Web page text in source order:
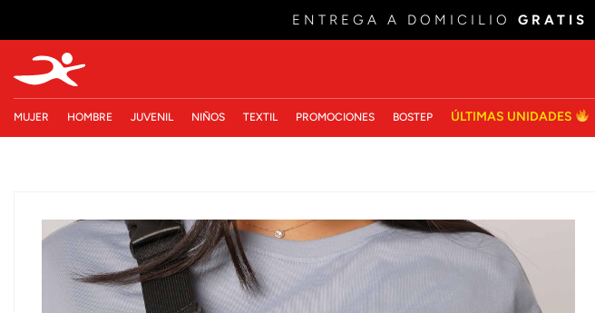
ENTREGA A DOMICILIO GRATIS
MUJER HOMBRE JUVENIL NIÑOS TEXTIL PROMOCIONES BOSTEP ÚLTIMAS UNIDADES